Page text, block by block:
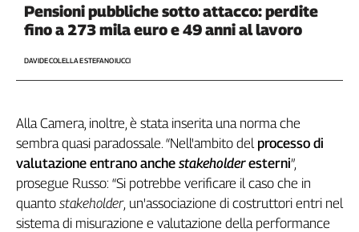
Pensioni pubbliche sotto attacco: perdite
fino a 273 mila euro e 49 anni al lavoro
DAVIDE COLELLA E STEFANO IUCCI
Alla Camera, inoltre, è stata inserita una norma che
sembra quasi paradossale. “Nell'ambito del processo di
valutazione entrano anche stakeholderesterni”,
prosegue Russo: “Si potrebbe verificare il caso che in
quanto stakeholder, un'associazione di costruttori entri nel
sistema di misurazione e valutazione della performance